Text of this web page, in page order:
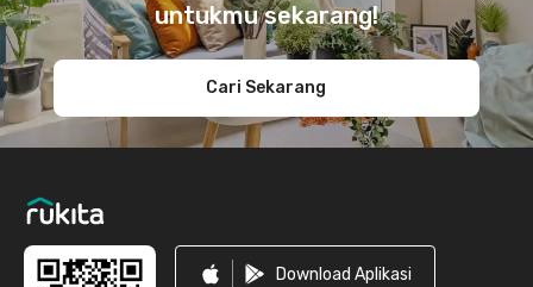
untukmu sekarang!
Cari Sekarang
Download Aplikasi